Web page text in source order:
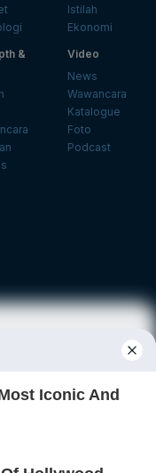
Istilah
Ekonomi
&
Video
News
Wawancara
Katalogue
Foto
Podcast
Daftar